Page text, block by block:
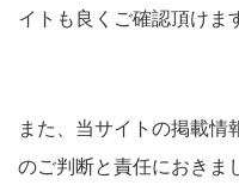
イトも良くご確認頂けま
また、当サイトの掲載情
のご判断と責任におきま